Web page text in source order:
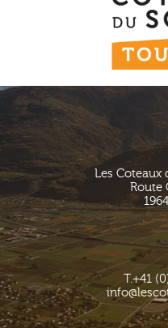
Les Coteaux
Route
1964
T.+41